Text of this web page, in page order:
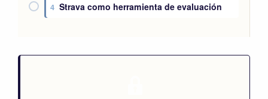
4 Strava como herramienta de evaluación